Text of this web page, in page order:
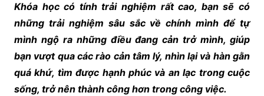
Khóa học có tính trải nghiệm rất cao, bạn sẽ có
những trải nghiệm sâu sắc về chính mình để tự
mình ngộ ra những điều đang cản trở mình, giúp
bạn vượt qua các rào cản tâm lý, nhìn lại và hàn gằn
quá khứ, tìm được hạnh phúc và an lạc trong cuộc
sống, trở nên thành công hơn trong công việc.